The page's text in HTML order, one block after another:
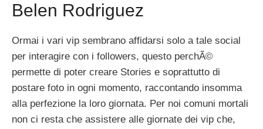
Belen Rodriguez
Ormai i vari vip sembrano affidarsi solo a tale social
per interagire con i followers, questo perchÃ©
permette di poter creare Stories e soprattutto di
postare foto in ogni momento, raccontando insomma
alla perfezione la loro giornata. Per noi comuni mortali
non ci resta che assistere alle giornate dei vip che,